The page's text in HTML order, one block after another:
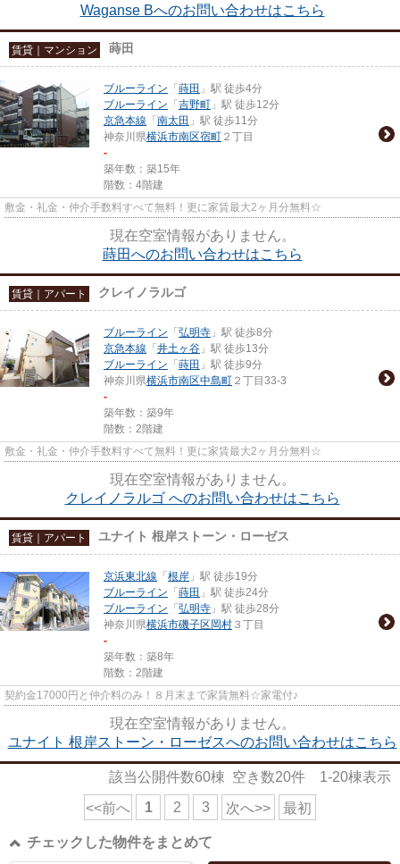
Waganse Bへのお問い合わせはこちら
賃貸｜マンション 蒔田
ブルーライン 「 蒔田 」駅 徒歩4分
ブルーライン 「 吉野町 」駅 徒歩12分
京急本線 「 南太田 」駅 徒歩11分
神奈川県横浜市南区宿町 ２丁目
-
築年数：築15年
階数：4階建
敷金・礼金・仲介手数料すべて無料！更に家賃最大2ヶ月分無料☆
現在空室情報がありません。
蒔田へのお問い合わせはこちら
賃貸｜アパート クレイノラルゴ
ブルーライン 「 弘明寺 」駅 徒歩8分
京急本線 「 井土ヶ谷 」駅 徒歩13分
ブルーライン 「 蒔田 」駅 徒歩9分
神奈川県横浜市南区中島町 ２丁目33-3
-
築年数：築9年
階数：2階建
敷金・礼金・仲介手数料すべて無料！更に家賃最大2ヶ月分無料☆
現在空室情報がありません。
クレイノラルゴ へのお問い合わせはこちら
賃貸｜アパート ユナイト 根岸ストーン・ローゼス
京浜東北線 「 根岸 」駅 徒歩19分
ブルーライン 「 蒔田 」駅 徒歩24分
ブルーライン 「 弘明寺 」駅 徒歩28分
神奈川県横浜市磯子区 岡村 ３丁目
-
築年数：築8年
階数：2階建
契約金17000円と仲介料のみ！８月末まで家賃無料☆家電付♪
現在空室情報がありません。
ユナイト 根岸ストーン・ローゼスへのお問い合わせはこちら
該当公開件数60棟 空き数20件 1-20棟表示
<<前へ 1 2 3 次へ>> 最初
チェックした物件をまとめて